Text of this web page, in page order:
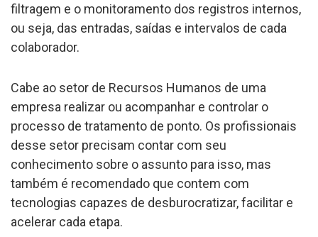
filtragem e o monitoramento dos registros internos,
ou seja, das entradas, saídas e intervalos de cada
colaborador.
Cabe ao setor de Recursos Humanos de uma
empresa realizar ou acompanhar e controlar o
processo de tratamento de ponto. Os profissionais
desse setor precisam contar com seu
conhecimento sobre o assunto para isso, mas
também é recomendado que contem com
tecnologias capazes de desburocratizar, facilitar e
acelerar cada etapa.